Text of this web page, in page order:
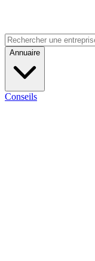
Annuaire
Conseils